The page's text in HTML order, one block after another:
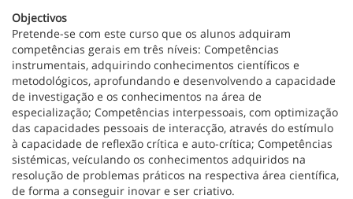
Objectivos
Pretende-se com este curso que os alunos adquiram
competências gerais em três níveis: Competências
instrumentais, adquirindo conhecimentos científicos e
metodológicos, aprofundando e desenvolvendo a capacidade
de investigação e os conhecimentos na área de
especialização; Competências interpessoais, com optimização
das capacidades pessoais de interacção, através do estímulo
à capacidade de reflexão crítica e auto-crítica; Competências
sistémicas, veículando os conhecimentos adquiridos na
resolução de problemas práticos na respectiva área científica,
de forma a conseguir inovar e ser criativo.